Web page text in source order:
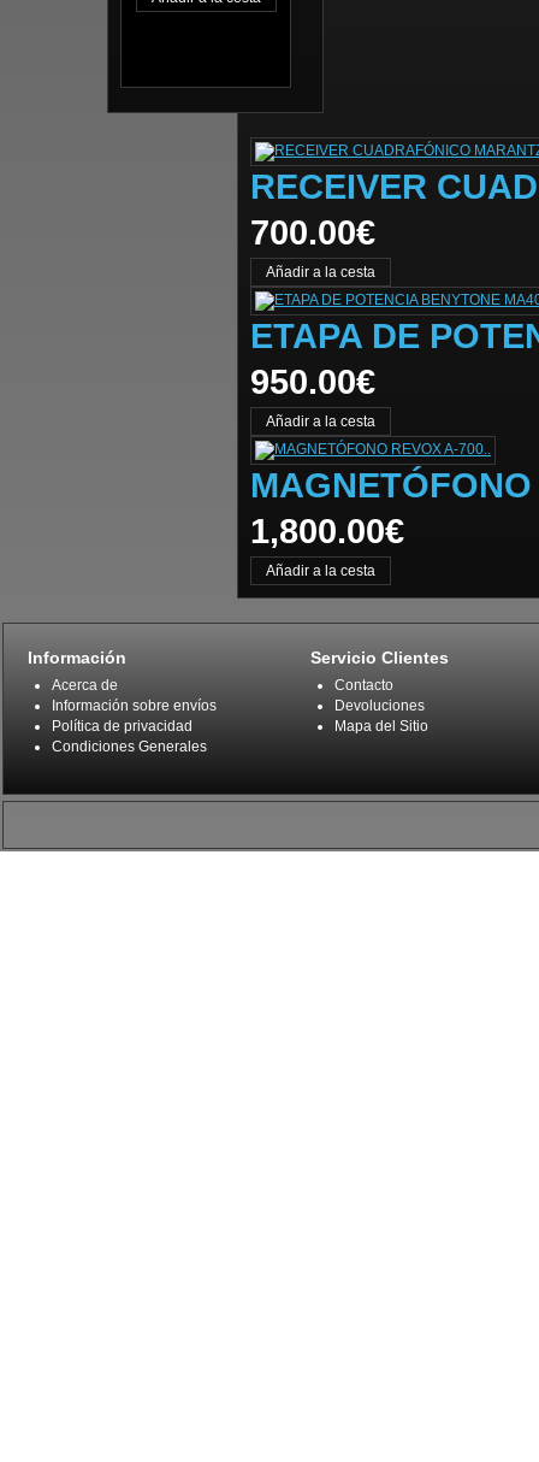
RECEIVER
700.00€
ETAPA DE
950.00€
1,800.00€
Información
Acerca de
Información sobre envíos
Política de privacidad
Condiciones Generales
Servicio Clientes
Contacto
Devoluciones
Mapa del Sitio